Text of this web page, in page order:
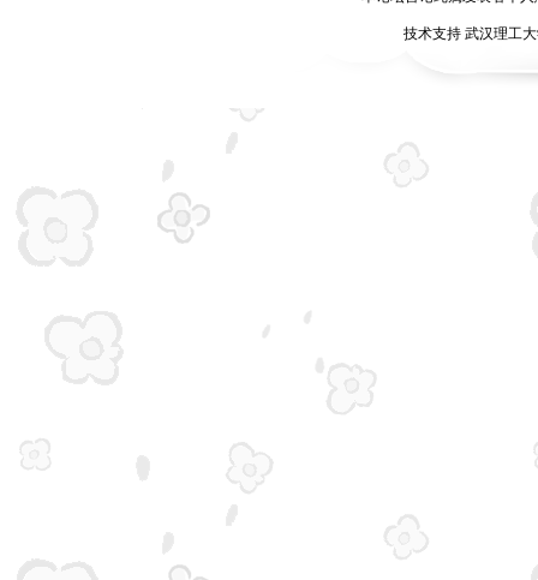
技术支持 武汉理工